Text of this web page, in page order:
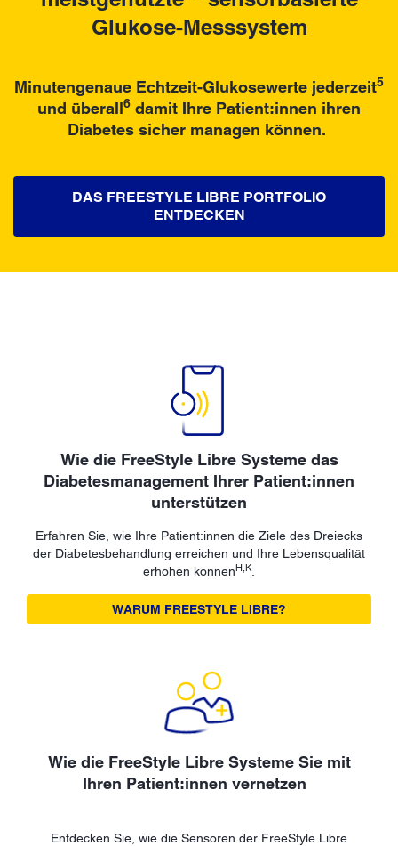
Glukose-Messsystem
Minutengenaue Echtzeit-Glukosewerte jederzeit5
und überall6 damit Ihre Patient:innen ihren
Diabetes sicher managen können.
DAS FREESTYLE LIBRE PORTFOLIO
ENTDECKEN
Wie die FreeStyle Libre Systeme das
Diabetesmanagement Ihrer Patient:innen
unterstützen
Erfahren Sie, wie Ihre Patient:innen die Ziele des Dreiecks
der Diabetesbehandlung erreichen und Ihre Lebensqualität
erhöhen könnenH,K
WARUM FREESTYLE LIBRE?
Wie die FreeStyle Libre Systeme Sie mit
Ihren Patient:innen vernetzen
Entdecken Sie, wie die Sensoren der FreeStyle Libre